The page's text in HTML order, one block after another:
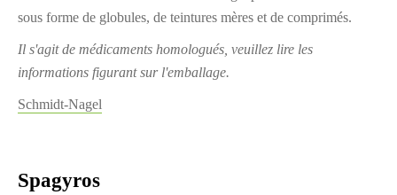
sous forme de globules, de teintures mères et de comprimés.
Il s'agit de médicaments homologués, veuillez lire les
informations figurant sur l'emballage.
Schmidt-Nagel
Spagyros